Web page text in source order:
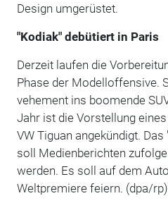
Design umgerüstet.
"Kodiak" debütiert in Paris
Derzeit laufen die
Phase der Modelloffensive.
vehement ins boomende
Jahr ist die Vorstellung
VW Tiguan angekündigt.
soll Medienberichten
werden. Es soll auf dem
Weltpremiere feiern. (dpa/rp)